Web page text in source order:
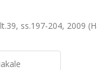
ss.197-204, 2009